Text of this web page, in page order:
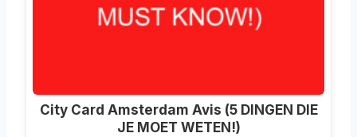
City Card Amsterdam Avis (5 DINGEN DIE
JE MOET WETEN!)